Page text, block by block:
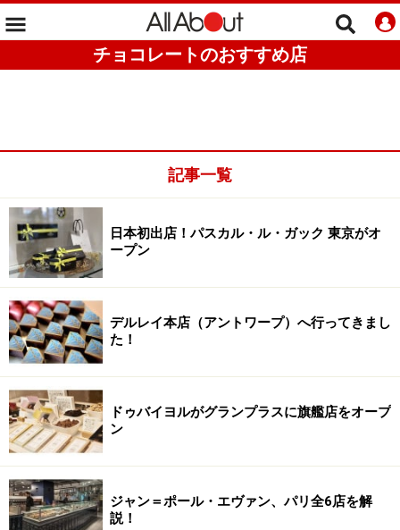
チョコレートのおすすめ店
記事一覧
日本初出店！パスカル・ル・ガック 東京がオ
ープン
デルレイ本店（アントワープ）へ行ってきまし
た！
ドゥバイヨルがグランプラスに旗艦店をオープ
ン
ジャン＝ポール・エヴァン、パリ全6店を解
説！